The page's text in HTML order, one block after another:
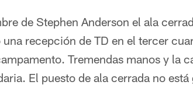
de Stephen Anderson el ala
recepción de TD en el tercer
Tremendas manos y la
El puesto de ala cerrada no